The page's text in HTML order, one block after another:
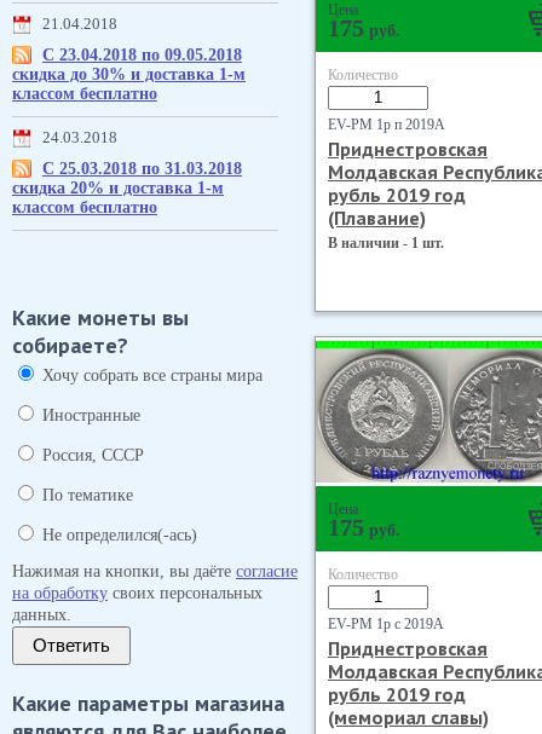
21.04.2018
С 23.04.2018 по 09.05.2018
скидка до 30% и доставка 1-м
классом бесплатно
24.03.2018
С 25.03.2018 по 31.03.2018
скидка 20% и доставка 1-м
классом бесплатно
Какие монеты вы
собираете?
Хочу собрать все страны мира
Иностранные
Россия, СССР
По тематике
Не определился(-ась)
Нажимая на кнопки, вы даёте согласие
на обработку своих персональных
данных.
Ответить
Какие параметры магазина
Цена
175 руб.
Количество
EV-PM 1р п 2019А
Приднестровская
Молдавская
рубль 2019 год
(Плавание)
В наличии - 1 шт.
Цена
175 руб.
Количество
EV-PM 1р с 2019А
Приднестровская
Молдавская
рубль 2019 год
(мемориал славы)